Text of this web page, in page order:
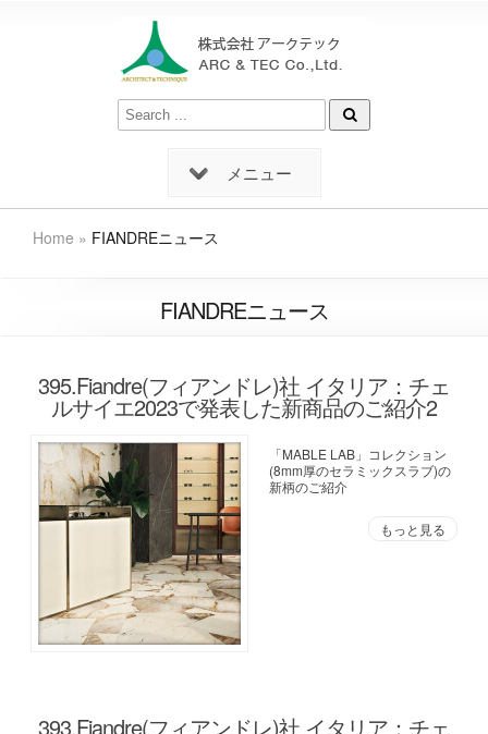
メニュー
Home » FIANDREニュース
FIANDREニュース
395.Fiandre(フィアンドレ)社 イタリア：チェ
ルサイエ2023で発表した新商品のご紹介2
「MABLE LAB」コレクション
(8mm厚のセラミックスラブ)の
新柄のご紹介
もっと見る
393.Fiandre(フィアンドレ)社 イタリア：チェ